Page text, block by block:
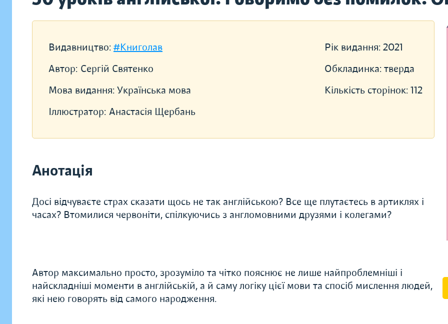
Видавництво: #Книголав
Автор: Сергій Святенко
Мова видання: Українська мова
Іллюстратор: Анастасія Щербань
Рік видання: 2021
Обкладинка: тверда
Кількість сторінок: 112
Анотація
Досі відчуваєте страх сказати щось не так англійською? Все ще плутаєтесь в артиклях і
часах? Втомилися червоніти, спілкуючись з англомовними друзями і колегами?
Автор максимально просто, зрозуміло та чітко пояснює не лише найпроблемніші і
найскладніші моменти в англійській, а й саму логіку цієї мови та спосіб мислення людей,
які нею говорять від самого народження.